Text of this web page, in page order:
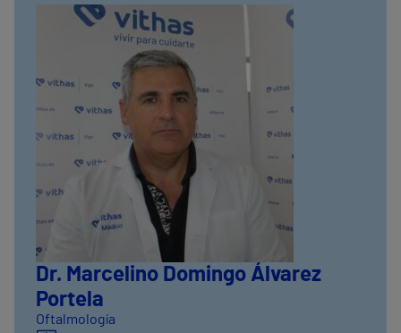
Dr. Marcelino Domingo Álvarez
Portela
Oftalmología